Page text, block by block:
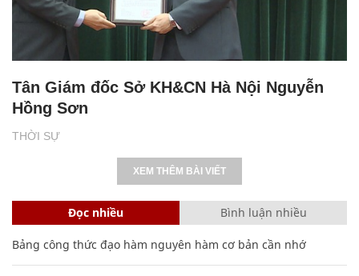
THỜI SỰ
Tân Giám đốc Sở KH&CN Hà Nội Nguyễn
Hồng Sơn
XEM THÊM BÀI VIẾT
Đọc nhiều Bình luận nhiều
Bảng công thức đạo hàm nguyên hàm cơ bản cần nhớ